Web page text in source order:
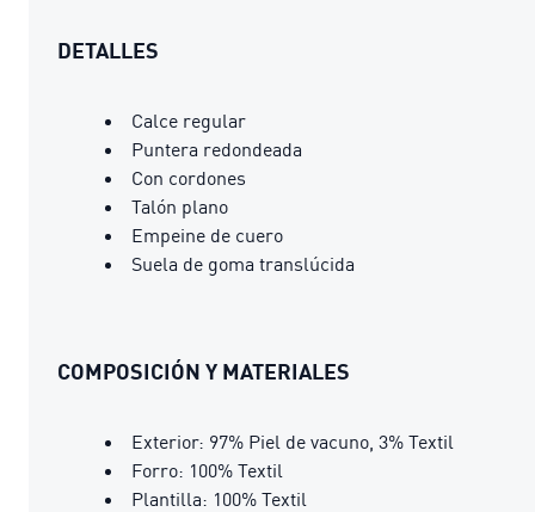
DETALLES
Calce regular
Puntera redondeada
Con cordones
Talón plano
Empeine de cuero
Suela de goma translúcida
COMPOSICIÓN Y MATERIALES
Exterior: 97% Piel de vacuno, 3% Textil
Forro: 100% Textil
Plantilla: 100% Textil